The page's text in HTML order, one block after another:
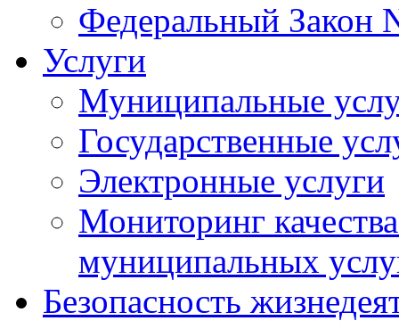
Федеральный Закон
Услуги
Муниципальные
Государственные
Электронные услуги
Мониторинг
муниципальных
Безопасность